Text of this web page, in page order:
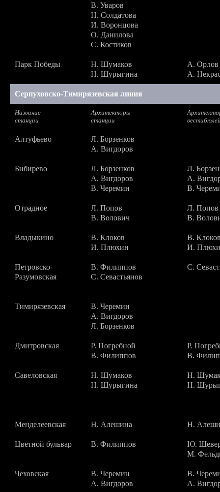
В. Уваров
Н. Солдатова
И. Воронцова
О. Данилова
С. Костиков
Парк Победы
Н. Шумаков
Н. Шурыгина
А. Орлов
А.
Серпуховско-Тимирязевская линия
Название
станции
Архитекторы
станции
Алтуфьево
Л. Борзенков
А. Вигдоров
Бибирево
Л. Борзенков
А. Вигдоров
В. Черемин
Л.
А.
В.
Отрадное
Л. Попов
В. Волович
Л. Попов
В.
Владыкино
В. Клоков
И. Плюхин
В.
И.
Петровско-
Разумовская
В. Филиппов
С. Севастьянов
С.
Тимирязевская
В. Черемин
А. Вигдоров
Л. Борзенков
Дмитровская
Р. Погребной
В. Филиппов
Р.
В.
Савеловская
Н. Шумаков
Н. Шурыгина
Н.
Н.
Менделеевская Н. Алешина Н.
Цветной бульвар В. Филиппов
Ю.
М.
Чеховская
В. Черемин
А. Вигдоров
В.
А.